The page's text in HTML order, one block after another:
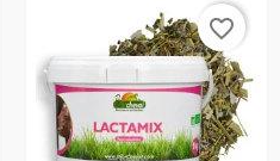
favorite_border